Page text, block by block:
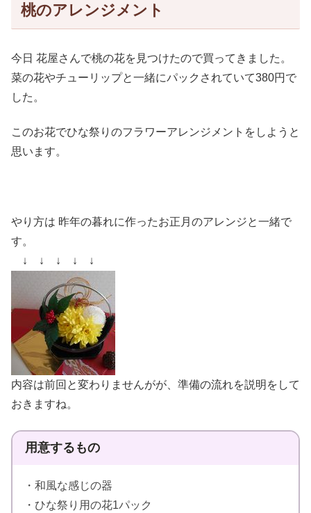
桃のアレンジメント
今日 花屋さんで桃の花を見つけたので買ってきました。
菜の花やチューリップと一緒にパックされていて380円で
した。
このお花でひな祭りのフラワーアレンジメントをしようと
思います。
やり方は 昨年の暮れに作ったお正月のアレンジと一緒で
す。
↓ ↓ ↓ ↓ ↓
内容は前回と変わりませんがが、準備の流れを説明をして
おきますね。
用意するもの
・和風な感じの器
・ひな祭り用の花1パック